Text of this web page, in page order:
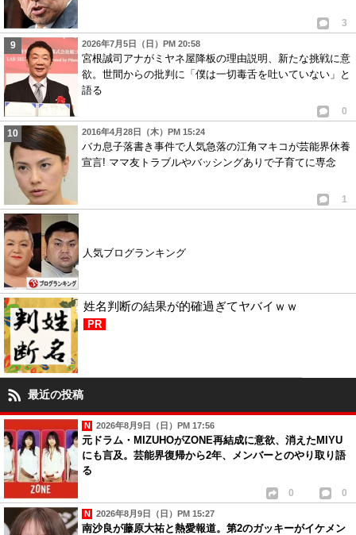
3
2026年7月5日（日）PM 20:58
宮根誠司アナがミヤネ屋降板の理由説明、新たな挑戦に意
欲。世間からの批判に「僕は一切毒舌を吐いていない」と
語る
0
2016年4月28日（木）PM 15:24
バカ息子落書き事件で人気急落の江角マキコが芸能界休養
宣言! ママ友トラブルやバッシングありで子育てに専念
1
人気ブログランキング
姓名判断の結果が的確過ぎてヤバイｗｗ
PR
最近の投稿
2026年8月9日（日）PM 17:56
元ドラム・MIZUHOがZONE再結成に意欲、消えたMIYU
にも言及。芸能界復帰から2年、メンバーとのやり取り語
る
0 0
2026年8月9日（日）PM 15:27
南沙良が藤原大祐と熱愛報道。第2のガッキーがイケメン